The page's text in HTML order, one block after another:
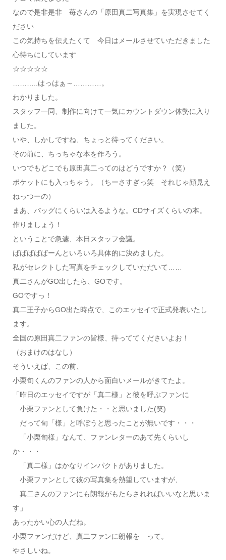
なので是非是非 苺さんの「原田真二写真集」を実現させてく
ださい
この気持ちを伝えたくて 今日はメールさせていただきました
心待ちにしています
☆☆☆☆☆
………..はっはぁ～…………。
わかりました。
スタッフ一同、制作に向けて一気にカウントダウン体勢に入り
ました。
いや、しかしですね、ちょっと待ってください。
その前に、ちっちゃな本を作ろう。
いつでもどこでも原田真二ってのはどうですか？（笑）
ポケットにも入っちゃう。（ちーさすぎっ笑 それじゃ顔見え
ねっつーの）
まあ、バッグにくらいは入るような。CDサイズくらいの本。
作りましょう！
ということで急遽、本日スタッフ会議。
ばばばばばーんといろいろ具体的に決めました。
私がセレクトした写真をチェックしていただいて……
真二さんがGO出したら、GOです。
GOですっ！
真二王子からGO出た時点で、このエッセイで正式発表いたし
ます。
全国の原田真二ファンの皆様、待っててくださいよお！
（おまけのはなし）
そういえば、この前、
小栗旬くんのファンの人から面白いメールがきてたよ。
「昨日のエッセイですが「真二様」と彼を呼ぶファンに
小栗ファンとして負けた・・と思いました(笑)
だって旬「様」と呼ぼうと思ったことが無いです・・・
「小栗旬様」なんて、ファンレターのあて先くらいし
か・・・
「真二様」はかなりインパクトがありました。
小栗ファンとして彼の写真集を熱望していますが、
真二さんのファンにも朗報がもたらされればいいなと思いま
す」
あったかい心の人だね。
小栗ファンだけど、真二ファンに朗報を って。
やさしいね。